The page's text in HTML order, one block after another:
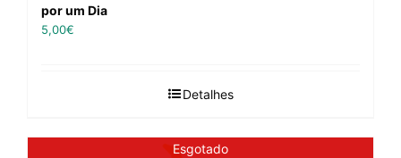
por um Dia
5,00€
Detalhes
Esgotado